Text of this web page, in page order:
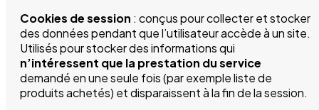
Cookies de session : conçus pour collecter et stocker
des données pendant que l’utilisateur accède à un site.
Utilisés pour stocker des informations qui
n’intéressent que la prestation du service
demandé en une seule fois (par exemple liste de
produits achetés) et disparaissent à la fin de la session.